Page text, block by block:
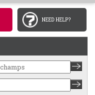
NEED HELP?